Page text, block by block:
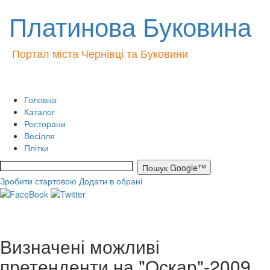
Платинова Буковина
Портал міста Чернівці та Буковини
Головна
Каталог
Ресторани
Весілля
Плітки
Зробити стартовою Додати в обрані
Визначені можливі